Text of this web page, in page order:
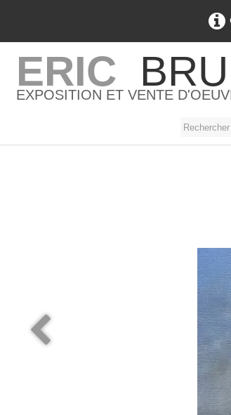
ERIC
EXPOSITION ET VENTE